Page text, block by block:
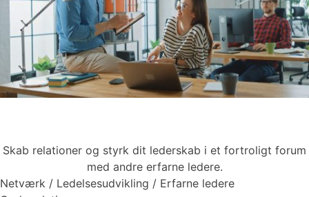
Skab relationer og styrk dit lederskab i et fortroligt forum
med andre erfarne ledere.
Netværk / Ledelsesudvikling / Erfarne ledere